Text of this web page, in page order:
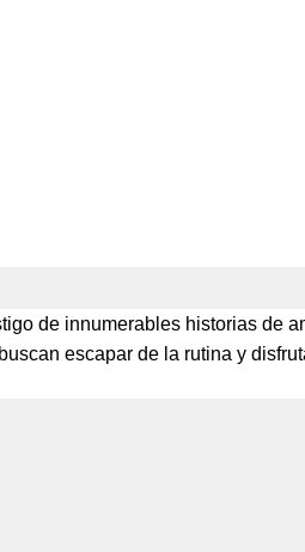
de innumerables historias de
escapar de la rutina y